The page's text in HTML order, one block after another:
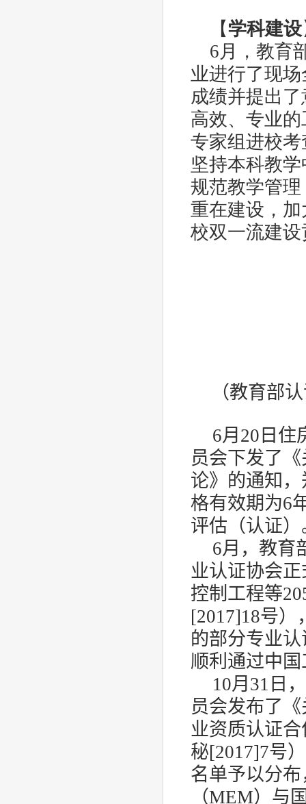
【学科建设
6月，教育
业进行了现
成绩并提出
高效、专业
专家组进校
坚持本科教
规范教学管
重在建设，
校双一流建
（教育部
6月20日住
员会下发了
论》的通知
格有效期为6
评估（认证）
6月，教育
业认证协会
控制工程等
[2017]18号）
的部分专业
顺利通过中
10月31日
员会发布了
业资质认证
秘[2017]7号
名单予以分
（MEM）与